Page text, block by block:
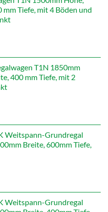
Tiefe, mit 4 Böden und
T1N 1850mm
400 mm Tiefe, mit 2
Weitspann-Grundregal
Breite, 600mm Tiefe,
Weitspann-Grundregal